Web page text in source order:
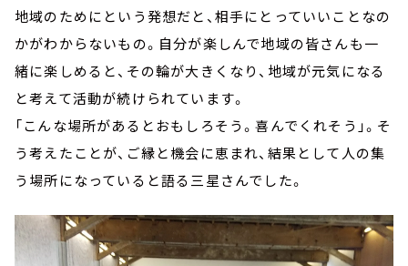
地域のためにという発想だと、相手にとっていいことなの
かがわからないもの。自分が楽しんで地域の皆さんも一
緒に楽しめると、その輪が大きくなり、地域が元気になる
と考えて活動が続けられています。
「こんな場所があるとおもしろそう。喜んでくれそう」。そ
う考えたことが、ご縁と機会に恵まれ、結果として人の集
う場所になっていると語る三星さんでした。